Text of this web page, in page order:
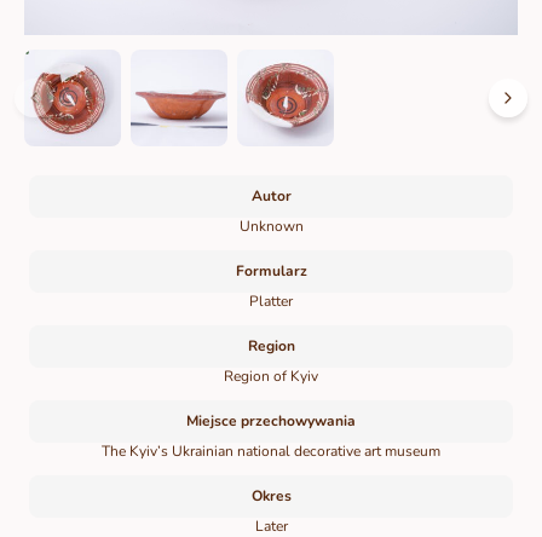
Autor
Unknown
Formularz
Platter
Region
Region of Kyiv
Miejsce przechowywania
The Kyiv’s Ukrainian national decorative art museum
Okres
Later